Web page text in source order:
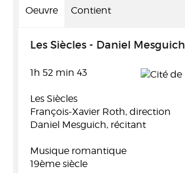
Oeuvre Contient
Les Siècles - Daniel Mesguich
1h 52 min 43
Les Siècles
François-Xavier Roth, direction
Daniel Mesguich, récitant
Musique romantique
19ème siècle